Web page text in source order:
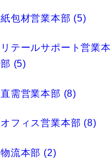
紙包材営業本部 (5)
リテールサポート営業本
部 (5)
直需営業本部 (8)
オフィス営業本部 (8)
物流本部 (2)